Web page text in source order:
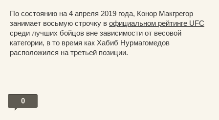
По состоянию на 4 апреля 2019 года, Конор Макгрегор
занимает восьмую строчку в официальном рейтинге UFC
среди лучших бойцов вне зависимости от весовой
категории, в то время как Хабиб Нурмагомедов
расположился на третьей позиции.
0